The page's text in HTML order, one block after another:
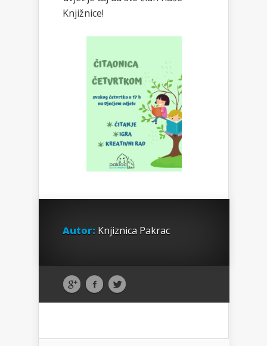
Knjižnice!
Autor: Knjiznica Pakrac